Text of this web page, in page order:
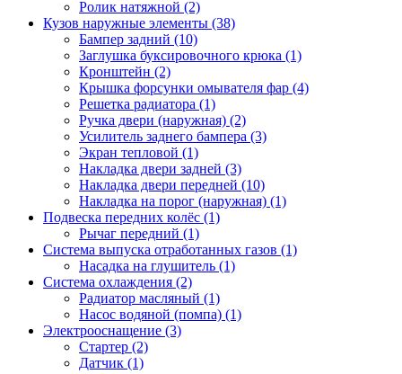
Ролик натяжной (2)
Кузов наружные элементы (38)
Бампер задний (10)
Заглушка буксировочного крюка (1)
Кронштейн (2)
Крышка форсунки омывателя фар (4)
Решетка радиатора (1)
Ручка двери (наружная) (2)
Усилитель заднего бампера (3)
Экран тепловой (1)
Накладка двери задней (3)
Накладка двери передней (10)
Накладка на порог (наружная) (1)
Подвеска передних колёс (1)
Рычаг передний (1)
Система выпуска отработанных газов (1)
Насадка на глушитель (1)
Система охлаждения (2)
Радиатор масляный (1)
Насос водяной (помпа) (1)
Электрооснащение (3)
Стартер (2)
Датчик (1)